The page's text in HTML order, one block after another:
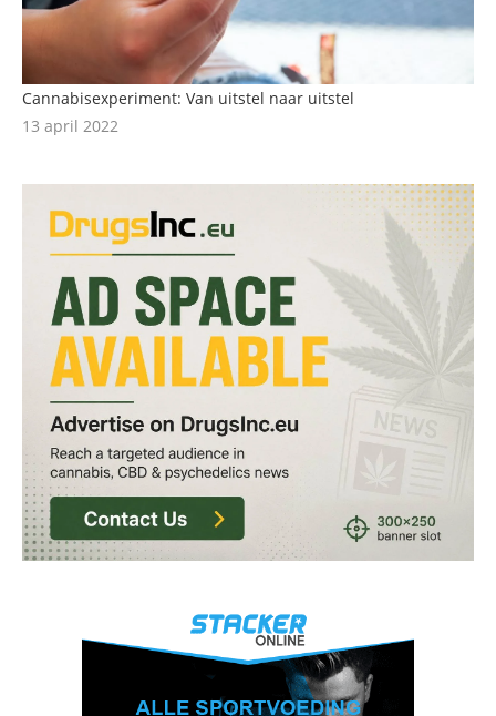
Cannabisexperiment: Van uitstel naar uitstel
13 april 2022